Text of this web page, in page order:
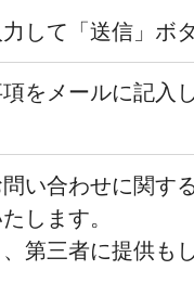
して「送信」ボ
をメールに記入
い合わせに関す
します。
第三者に提供も